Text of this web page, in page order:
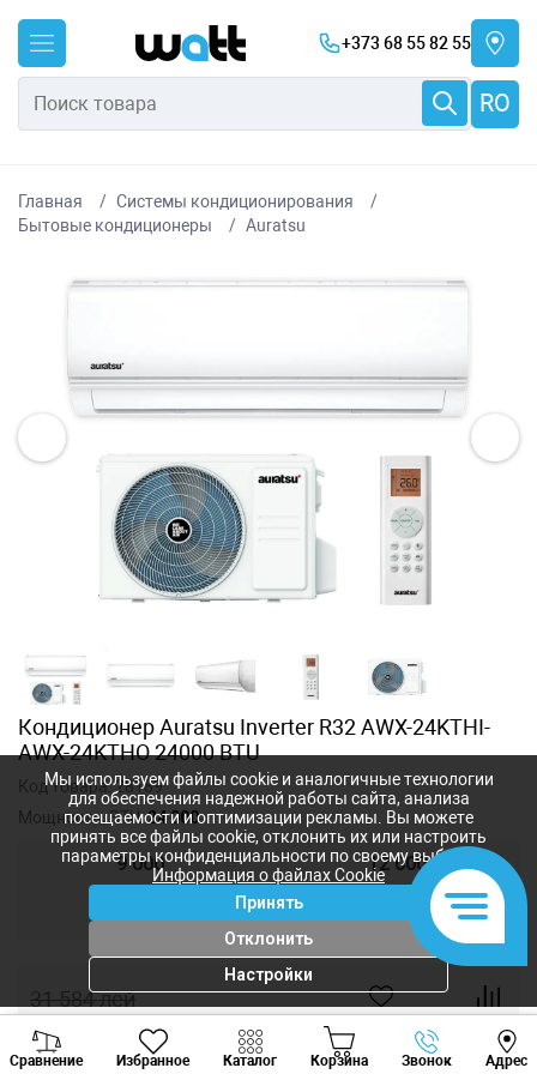
+373 68 55 82 55
RO
Главная
Системы кондиционирования
Бытовые кондиционеры
Auratsu
Кондиционер Auratsu Inverter R32 AWX-24KTHI-
AWX-24KTHO 24000 BTU
Код товара:28189
Мощность, BTU:24 000
9 000 12 000
31 584лей
15 792 лей
Сравнение Избранное Каталог Корзина Звонок Адрес
Viber Whatsapp
Мы используем файлы cookie и аналогичные технологии
для обеспечения надежной работы сайта, анализа
посещаемости и оптимизации рекламы. Вы можете
принять все файлы cookie, отклонить их или настроить
параметры конфиденциальности по своему выбору.
Информация о файлах Cookie
Принять
Отклонить
Настройки